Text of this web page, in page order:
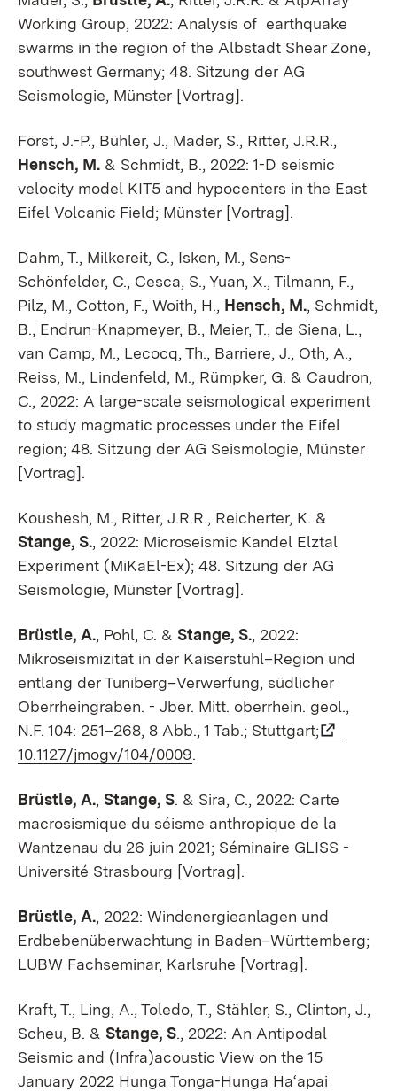
Working Group, 2022: Analysis of earthquake
swarms in the region of the Albstadt Shear Zone,
southwest Germany; 48. Sitzung der AG
Seismologie, Münster [Vortrag].
Först, J.-P., Bühler, J., Mader, S., Ritter, J.R.R.,
Hensch, M. & Schmidt, B., 2022: 1-D seismic
velocity model KIT5 and hypocenters in the East
Eifel Volcanic Field; Münster [Vortrag].
Dahm, T., Milkereit, C., Isken, M., Sens-
Schönfelder, C., Cesca, S., Yuan, X., Tilmann, F.,
Pilz, M., Cotton, F., Woith, H., Hensch, M., Schmidt,
B., Endrun-Knapmeyer, B., Meier, T., de Siena, L.,
van Camp, M., Lecocq, Th., Barriere, J., Oth, A.,
Reiss, M., Lindenfeld, M., Rümpker, G. & Caudron,
C., 2022: A large-scale seismological experiment
to study magmatic processes under the Eifel
region; 48. Sitzung der AG Seismologie, Münster
[Vortrag].
Koushesh, M., Ritter, J.R.R., Reicherter, K. &
Stange, S., 2022: Microseismic Kandel Elztal
Experiment (MiKaEl-Ex); 48. Sitzung der AG
Seismologie, Münster [Vortrag].
Brüstle, A., Pohl, C. & Stange, S., 2022:
Mikroseismizität in der Kaiserstuhl–Region und
entlang der Tuniberg–Verwerfung, südlicher
Oberrheingraben. - Jber. Mitt. oberrhein. geol.,
N.F. 104: 251–268, 8 Abb., 1 Tab.; Stuttgart;
10.1127/jmogv/104/0009.
Brüstle, A., Stange, S. & Sira, C., 2022: Carte
macrosismique du séisme anthropique de la
Wantzenau du 26 juin 2021; Séminaire GLISS -
Université Strasbourg [Vortrag].
Brüstle, A., 2022: Windenergieanlagen und
Erdbebenüberwachtung in Baden–Württemberg;
LUBW Fachseminar, Karlsruhe [Vortrag].
Kraft, T., Ling, A., Toledo, T., Stähler, S., Clinton, J.,
Scheu, B. & Stange, S., 2022: An Antipodal
Seismic and (Infra)acoustic View on the 15
January 2022 Hunga Tonga-Hunga Ha‘apai